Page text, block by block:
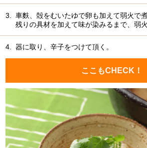
3.
車麩、殻をむいたゆで卵も加えて弱火で
残りの具材を加えて味が染みるまで、弱火
4. 器に取り、辛子をつけて頂く。
ここもCHECK！